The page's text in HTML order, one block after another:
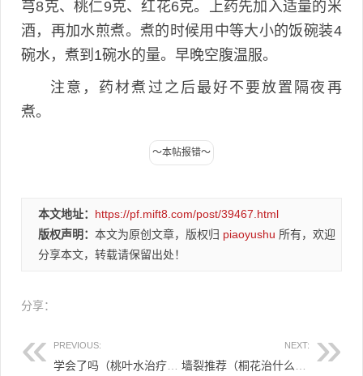
芎8克、桃仁9克、红花6克。上药先加入适量的米
酒，再加水煎煮。煮的时候用中等大小的饭碗装4
碗水，煮到1碗水的量。早晚空腹温服。
注意，药材煮过之后最好不要放置隔夜再
煮。
本文地址： https://pf.mift8.com/post/39467.html
版权声明： 本文为原创文章，版权归 piaoyushu 所有，欢迎
分享本文，转载请保留出处！
分享：
PREVIOUS: NEXT: